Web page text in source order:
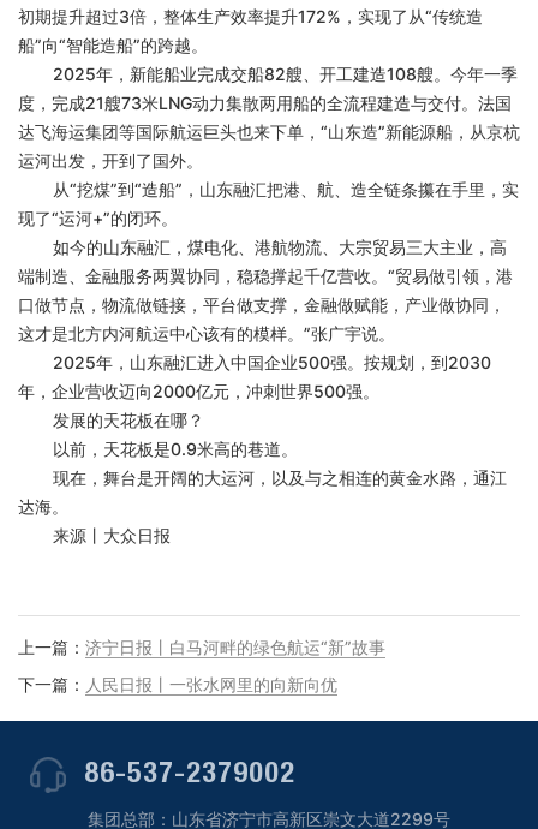
初期提升超过3倍，整体生产效率提升172%，实现了从“传统造
船”向“智能造船”的跨越。
2025年，新能船业完成交船82艘、开工建造108艘。今年一季
度，完成21艘73米LNG动力集散两用船的全流程建造与交付。法国
达飞海运集团等国际航运巨头也来下单，“山东造”新能源船，从京杭
运河出发，开到了国外。
从“挖煤”到“造船”，山东融汇把港、航、造全链条攥在手里，实
现了“运河+”的闭环。
如今的山东融汇，煤电化、港航物流、大宗贸易三大主业，高
端制造、金融服务两翼协同，稳稳撑起千亿营收。 “贸易做引领，港
口做节点，物流做链接，平台做支撑，金融做赋能，产业做协同，
这才是北方内河航运中心该有的模样。”张广宇说。
2025年，山东融汇进入中国企业500强。按规划，到2030
年，企业营收迈向2000亿元，冲刺世界500强。
发展的天花板在哪？
以前，天花板是0.9米高的巷道。
现在，舞台是开阔的大运河，以及与之相连的黄金水路，通江
达海。
来源丨大众日报
上一篇： 济宁日报丨白马河畔的绿色航运“新”故事
下一篇： 人民日报丨一张水网里的向新向优
86-537-2379002
集团总部：山东省济宁市高新区崇文大道2299号